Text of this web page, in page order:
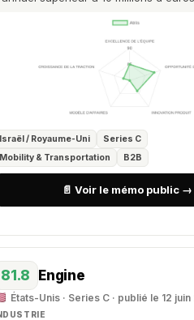
Israël / Royaume-Uni
Series C
Mobility & Transportation
B2B
📄 Voir le mémo public →
81.8 Engine
États-Unis · Series C · publié le 12